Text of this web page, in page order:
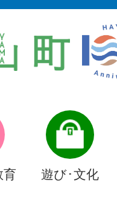
育 遊び･文化